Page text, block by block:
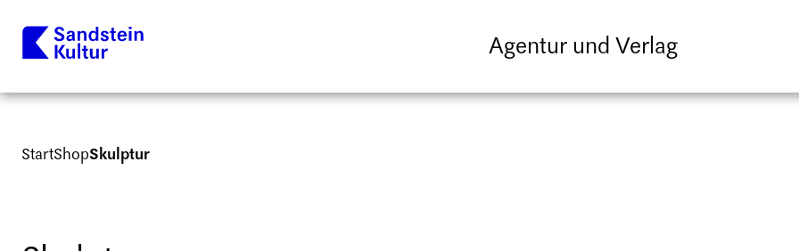
Agentur und Verlag
StartShopSkulptur